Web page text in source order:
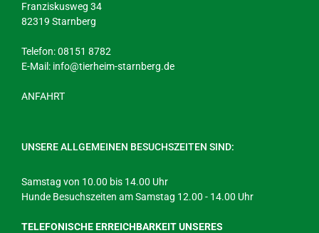
Franziskusweg 34
82319 Starnberg
Telefon: 08151 8782
E-Mail: info@tierheim-starnberg.de
ANFAHRT
UNSERE ALLGEMEINEN BESUCHSZEITEN SIND:
Samstag von 10.00 bis 14.00 Uhr
Hunde Besuchszeiten am Samstag 12.00 - 14.00 Uhr
TELEFONISCHE ERREICHBARKEIT UNSERES